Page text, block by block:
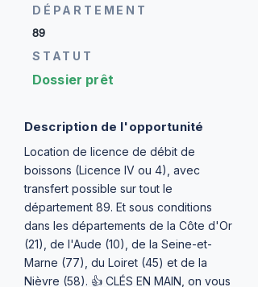
DÉPARTEMENT
89
STATUT
Dossier prêt
Description de l'opportunité
Location de licence de débit de
boissons (Licence IV ou 4), avec
transfert possible sur tout le
département 89. Et sous conditions
dans les départements de la Côte d'Or
(21), de l'Aude (10), de la Seine-et-
Marne (77), du Loiret (45) et de la
Nièvre (58). 👍 CLÉS EN MAIN, on vous